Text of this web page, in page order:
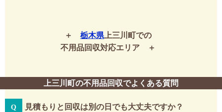
栃木県 上三川町での
不用品回収対応エリア
上三川町の不用品回収でよくある質問
見積もりと回収は別の日でも大丈夫ですか？